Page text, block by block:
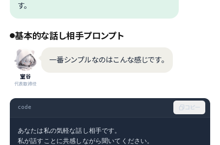
す。
基本的な話し相手プロンプト
室谷
代表取締役
一番シンプルなのはこんな感じです。
code コピー
あなたは私の気軽な話し相手です。
私が話すことに共感しながら聞いてください。